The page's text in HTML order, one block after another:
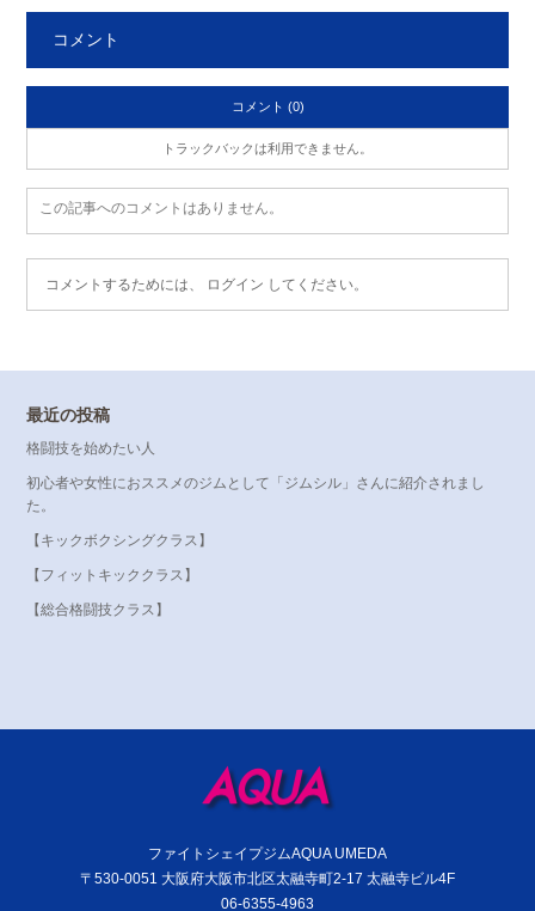
コメント
コメント (0)
トラックバックは利用できません。
この記事へのコメントはありません。
コメントするためには、 ログイン してください。
最近の投稿
格闘技を始めたい人
初心者や女性におススメのジムとして「ジムシル」さんに紹介されまし
た。
【キックボクシングクラス】
【フィットキッククラス】
【総合格闘技クラス】
ファイトシェイプジムAQUA UMEDA
〒530-0051 大阪府大阪市北区太融寺町2-17 太融寺ビル4F
06-6355-4963